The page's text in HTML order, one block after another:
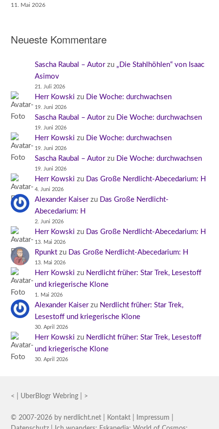
11. Mai 2026
Neueste Kommentare
Sascha Raubal – Autorzu „Die Stahlhöhlen“ von Isaac
Asimov
21. Juli 2026
Herr Kowski zu Die Woche: durchwachsen
19. Juni 2026
Sascha Raubal – Autorzu Die Woche: durchwachsen
19. Juni 2026
Herr Kowski zu Die Woche: durchwachsen
19. Juni 2026
Sascha Raubal – Autorzu Die Woche: durchwachsen
19. Juni 2026
Herr Kowski zu Das Große Nerdlicht-Abecedarium: H
4. Juni 2026
Alexander Kaiserzu Das Große Nerdlicht-
Abecedarium: H
2. Juni 2026
Herr Kowski zu Das Große Nerdlicht-Abecedarium: H
13. Mai 2026
Rpunkt zu Das Große Nerdlicht-Abecedarium: H
13. Mai 2026
Herr Kowski zu Nerdlicht früher: Star Trek, Lesestoff
und kriegerische Klone
1. Mai 2026
Alexander Kaiserzu Nerdlicht früher: Star Trek,
Lesestoff und kriegerische Klone
30. April 2026
Herr Kowski zu Nerdlicht früher: Star Trek, Lesestoff
und kriegerische Klone
30. April 2026
< UberBlogr Webring >
© 2007-2026 by nerdlicht.net Kontakt Impressum